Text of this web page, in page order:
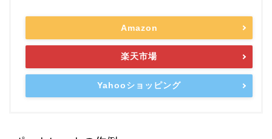
Amazon
楽天市場
Yahooショッピング